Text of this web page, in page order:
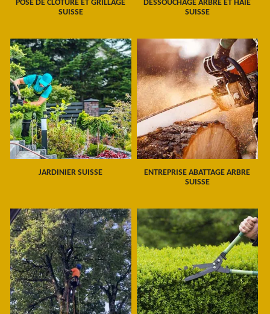
POSE DE CLÔTURE ET GRILLAGE
SUISSE
DESSOUCHAGE ARBRE ET HAIE
SUISSE
JARDINIER SUISSE
ENTREPRISE ABATTAGE ARBRE
SUISSE